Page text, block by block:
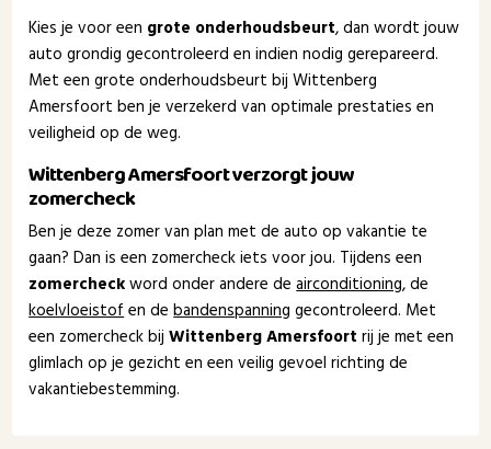
Kies je voor een grote onderhoudsbeurt, dan wordt jouw
auto grondig gecontroleerd en indien nodig gerepareerd.
Met een grote onderhoudsbeurt bij Wittenberg
Amersfoort ben je verzekerd van optimale prestaties en
veiligheid op de weg.
Wittenberg Amersfoort verzorgt jouw
zomercheck
Ben je deze zomer van plan met de auto op vakantie te
gaan? Dan is een zomercheck iets voor jou. Tijdens een
zomercheckword onder andere deairconditioning, de
koelvloeistofen debandenspanning gecontroleerd. Met
een zomercheck bijWittenberg Amersfoort rij je met een
glimlach op je gezicht en een veilig gevoel richting de
vakantiebestemming.